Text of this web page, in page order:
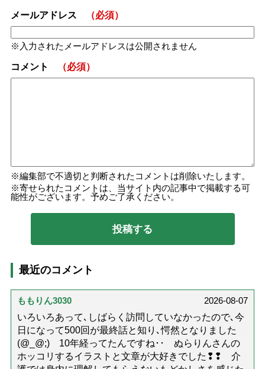
メールアドレス （必須）
入力されたメールアドレスは公開されません
コメント （必須）
編集部で不適切と判断されたコメントは削除いたします。
寄せられたコメントは、当サイト内の記事中で掲載する可
能性がございます。予めご了承ください。
最近のコメント
ももりん3030
2026-08-07
いろいろあって､しばらく訪問していなかったので､今
日になって500回が最終話と知り､愕然となりました
(@_@;) 10年経ってたんですね･･ ぬらりんさんの
ホッコリするイラストと文章が大好きでした❢❢ 介